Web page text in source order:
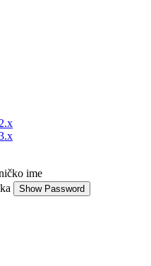
ime
Show Password